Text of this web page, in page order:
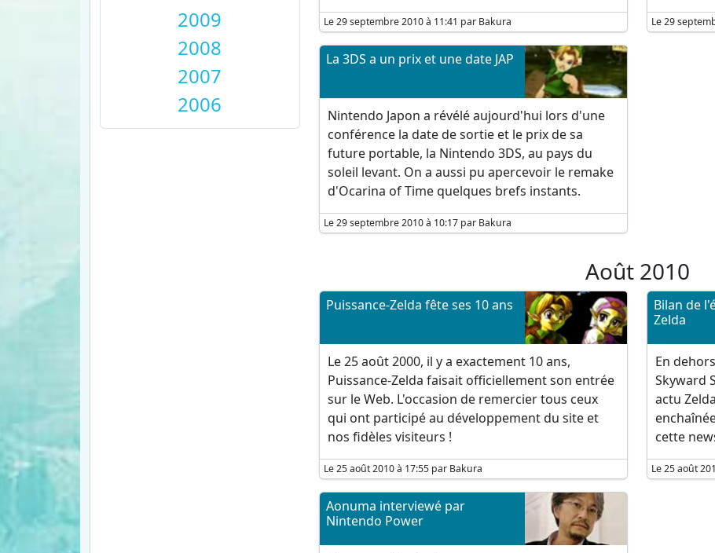
2009
2008
2007
2006
Le 29 septembre 2010 à 11:41 par Bakura Le 29
La 3DS a un prix et une date JAP
Nintendo Japon a révélé aujourd'hui lors d'une
conférence la date de sortie et le prix de sa
future portable, la Nintendo 3DS, au pays du
soleil levant. On a aussi pu apercevoir le remake
d'Ocarina of Time quelques brefs instants.
Le 29 septembre 2010 à 10:17 par Bakura
Août 2010
Puissance-Zelda fête ses 10 ans
Le 25 août 2000, il y a exactement 10 ans,
Puissance-Zelda faisait officiellement son entrée
sur le Web. L'occasion de remercier tous ceux
qui ont participé au développement du site et
nos fidèles visiteurs !
Le 25 août 2010 à 17:55 par Bakura
Bilan de
Zelda
En
Skyward
actu
cette
Le 25 août
Aonuma interviewé par
Nintendo Power